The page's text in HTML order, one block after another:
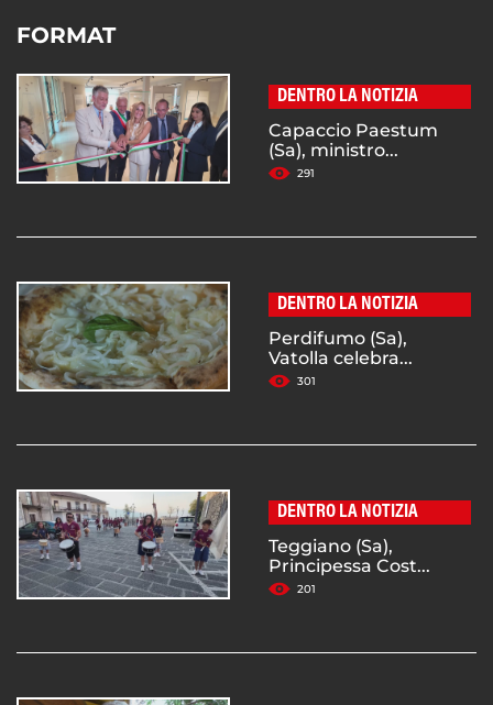
FORMAT
DENTRO LA NOTIZIA
Capaccio Paestum
(Sa), ministro...
291
DENTRO LA NOTIZIA
Perdifumo (Sa),
Vatolla celebra...
301
DENTRO LA NOTIZIA
Teggiano (Sa),
Principessa Cost...
201